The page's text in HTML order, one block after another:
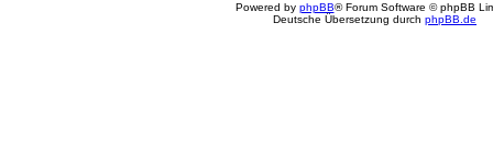
Powered by phpBB® Forum Software © phpBB
Deutsche Übersetzung durch phpBB.de